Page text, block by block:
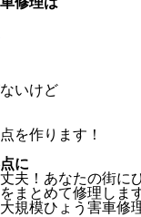
いけど
に
夫！あなたの街に
まとめて修理しま
規模ひょう害車修